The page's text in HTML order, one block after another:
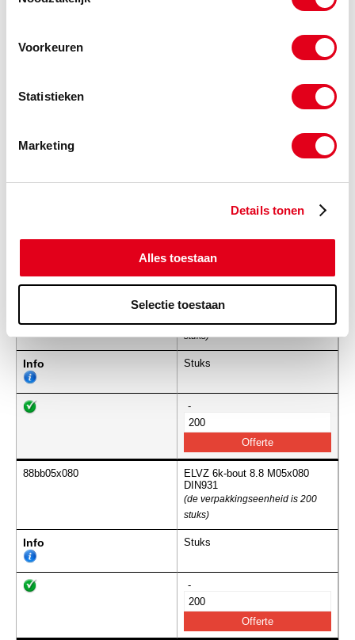
Voorkeuren
Statistieken
Marketing
Details tonen
Alles toestaan
Selectie toestaan
Info
(de verpakkingseenheid is 200
Info Stuks
DIN931
stuks)
Info Stuks
-
88bb05x080
ELVZ 6k-bout 8.8 M05x080
DIN931
(de verpakkingseenheid is 200
stuks)
Info Stuks
-